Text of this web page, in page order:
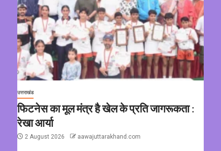
उत्तराखंड
फिटनेस का मूल मंत्र है खेल के प्रति जागरूकता :
रेखा आर्या
2 August 2026 aawajuttarakhand.com